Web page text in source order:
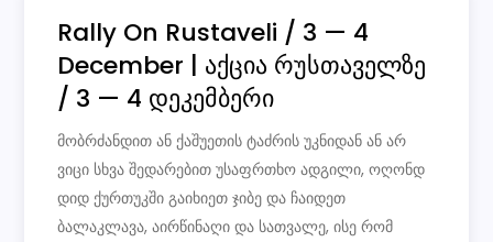
Rally On Rustaveli / 3 — 4
December | აქცია რუსთაველზე
/ 3 — 4 დეკემბერი
მობრძანდით ან ქაშუეთის ტაძრის უკნიდან ან არ
ვიცი სხვა შედარებით უსაფრთხო ადგილი, ოღონდ
დიდ ქურთუკში გაიხიეთ ჯიბე და ჩაიდეთ
ბალაკლავა, აირწინაღი და სათვალე, ისე რომ